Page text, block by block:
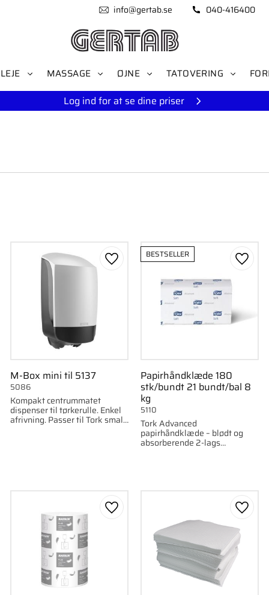
info@gertab.se 040-416400
MASSAGE ØJNE TATOVERING
Log ind for at se dine priser
som favorit
M-Box mini til 5137
Kompakt centrummatet
dispenser til tørkerulle. Enkel
afrivning. Passer til Tork small
5086
Gem som favorit
Papirhåndklæde 180
stk/bundt 21 bundt/bal 8
kg
Tork Advanced
papirhåndklæde – blødt og
absorberende 2-lags
5110
BESTSELLER
Gem
som favorit Gem som favorit Gem